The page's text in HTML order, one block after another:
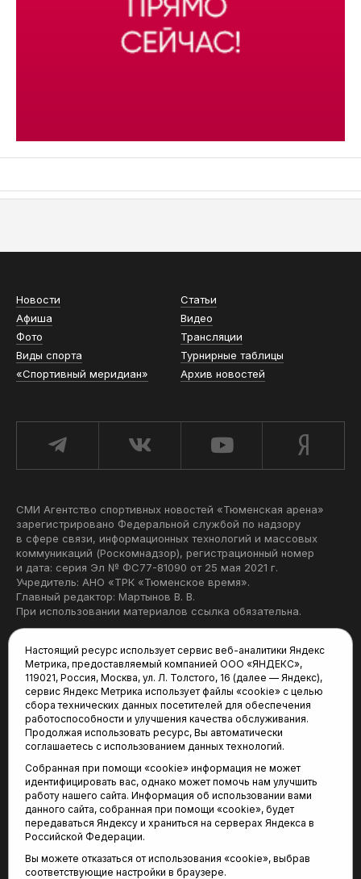
Новости
Статьи
Афиша
Видео
Фото
Трансляции
Виды спорта
Турнирные таблицы
«Спортивный меридиан»
Архив новостей
СМИ Агентство спортивных новостей «Тюменская арена»
зарегистрировано Федеральной службой по надзору
в сфере связи, информационных технологий и массовых
коммуникаций (Роскомнадзор), регистрационный номер
и дата: серия Эл № ФС77-81090 от 25 мая 2021 г.
Учредитель: АНО «ТРК «Тюменское время».
Главный редактор: Мартынов В. В.
При использовании материалов ссылка обязательна.
Редакция:
625035, Тюмень, пр. Геологоразведчиков, 28А
(3452) 68-22-28
tum-arena@mail.ru
Отдел продаж:
(3452) 68-89-78
kotovaev@sibinformburo.ru
Настоящий ресурс использует сервис веб-аналитики Яндекс
Метрика, предоставляемый компанией ООО «ЯНДЕКС»,
119021, Россия, Москва, ул. Л. Толстого, 16 (далее — Яндекс),
сервис Яндекс Метрика использует файлы «cookie» с целью
сбора технических данных посетителей для обеспечения
работоспособности и улучшения качества обслуживания.
Продолжая использовать ресурс, Вы автоматически
соглашаетесь с использованием данных технологий.
Собранная при помощи «cookie» информация не может
идентифицировать вас, однако может помочь нам улучшить
работу нашего сайта. Информация об использовании вами
данного сайта, собранная при помощи «cookie», будет
передаваться Яндексу и храниться на серверах Яндекса в
Российской Федерации.
Вы можете отказаться от использования «cookie», выбрав
соответствующие настройки в браузере.